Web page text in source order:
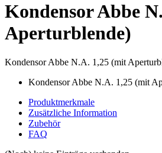
Kondensor Abbe
Aperturblende)
Kondensor Abbe N.A. 1,25 (mit
Kondensor Abbe N.A. 1,25 (mit
Produktmerkmale
Zusätzliche Information
Zubehör
FAQ